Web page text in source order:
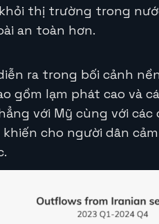
thị trường trong
an toàn hơn.
ra trong bối cảnh
gồm lạm phát cao và
với Mỹ cùng với
cho người dân